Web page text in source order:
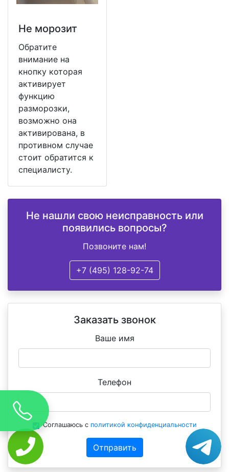
Не морозит
Обратите
внимание на
кнопку которая
активирует
функцию
разморозки,
возможно она
активирована, в
противном случае
стоит обратится к
специалисту.
Не нашли свою неисправность или
появились вопросы?
Позвоните нам!
+7 (495) 128-92-74
Заказать звонок
Ваше имя
Телефон
Соглашаюсь с политикой конфиденциальности
Отправить